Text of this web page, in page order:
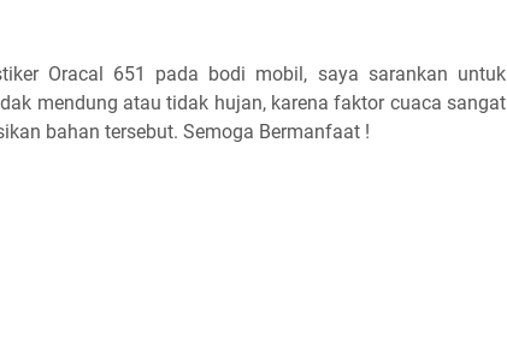
Oracal 651 pada bodi mobil, saya sarankan untuk
mendung atau tidak hujan, karena faktor cuaca sangat
bahan tersebut. Semoga Bermanfaat !